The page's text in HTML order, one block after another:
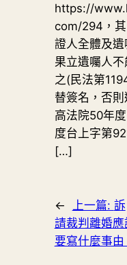
https://
com/294，
證人全體及
果立遺囑人
之(民法第
替簽名，否
高法院50年
度台上字第
[…]
← 上一篇: 訴
請裁判離婚應
要寫什麼事由